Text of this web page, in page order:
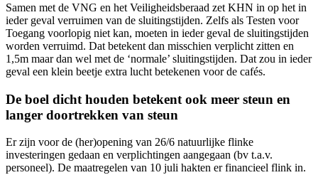
Samen met de VNG en het Veiligheidsberaad zet KHN in op het in
ieder geval verruimen van de sluitingstijden. Zelfs als Testen voor
Toegang voorlopig niet kan, moeten in ieder geval de sluitingstijden
worden verruimd. Dat betekent dan misschien verplicht zitten en
1,5m maar dan wel met de ‘normale’ sluitingstijden. Dat zou in ieder
geval een klein beetje extra lucht betekenen voor de cafés.
De boel dicht houden betekent ook meer steun en
langer doortrekken van steun
Er zijn voor de (her)opening van 26/6 natuurlijke flinke
investeringen gedaan en verplichtingen aangegaan (bv t.a.v.
personeel). De maatregelen van 10 juli hakten er financieel flink in.